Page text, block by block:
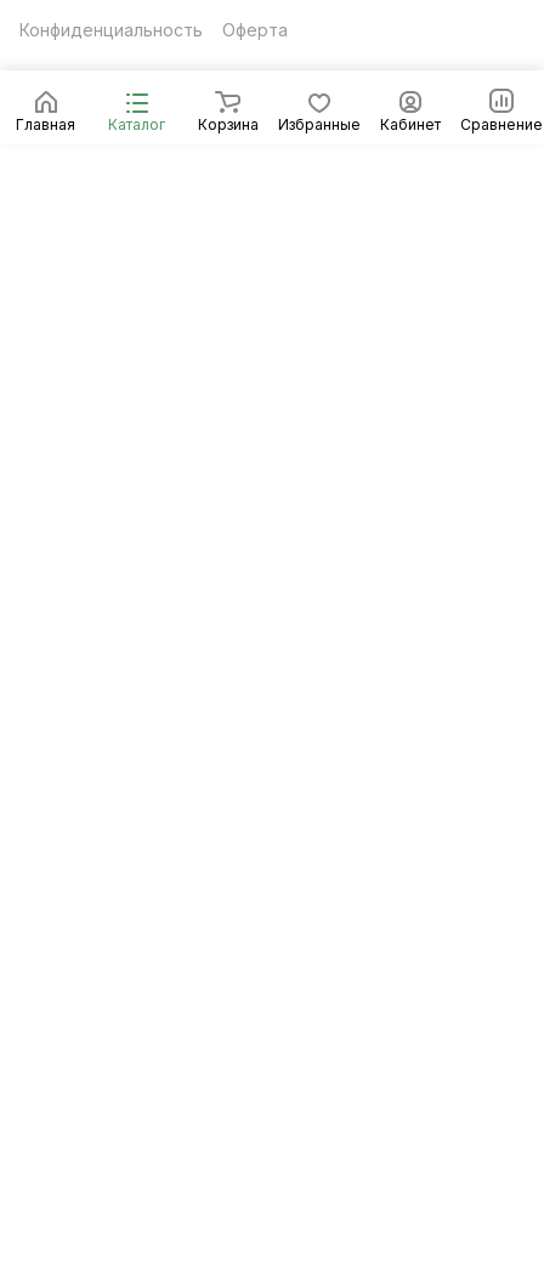
Главная Каталог Корзина Избранные Кабинет Сравнение
Конфиденциальность Оферта